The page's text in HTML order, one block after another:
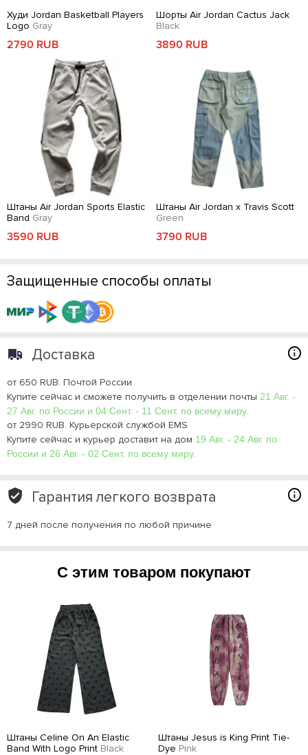
Худи Jordan Basketball Players
Logo Gray
2790 RUB
Шорты Air Jordan Cactus Jack
Black
3890 RUB
Штаны Air Jordan Sports Elastic
Band Gray
3590 RUB
Штаны Air Jordan x Travis Scott
Green
3790 RUB
Защищенные способы оплаты
Доставка
от 650 RUB. Почтой России
Купите сейчас и сможете получить в отделении почты 21 Авг. -
27 Авг. по России и 04 Сент. - 11 Сент. по всему миру.
от 2990 RUB. Курьерской службой EMS
Купите сейчас и курьер доставит на дом 19 Авг. - 24 Авг. по
России и 26 Авг. - 02 Сент. по всему миру.
Гарантия легкого возврата
7 дней после получения по любой причине
С этим товаром покупают
Штаны Celine On An Elastic
Band With Logo Print Black
Штаны Jesus is King Print Tie-
Dye Pink